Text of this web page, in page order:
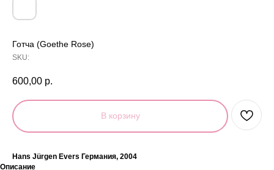
Готча (Goethe Rose)
SKU:
600,00 р.
В корзину
Hans Jürgen Evers Германия, 2004
Описание